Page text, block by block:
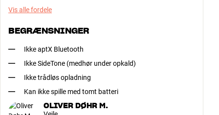
Vis alle fordele
BEGRÆNSNINGER
Ikke aptX Bluetooth
Ikke SideTone (medhør under opkald)
Ikke trådløs opladning
Kan ikke spille med tomt batteri
OLIVER DØHR M.